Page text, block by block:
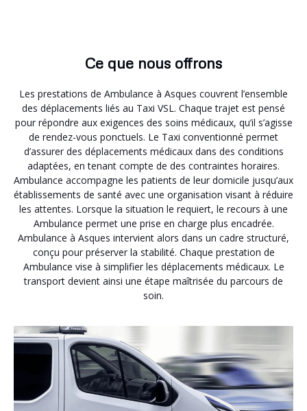
Ce que nous offrons
Les prestations de Ambulance à Asques couvrent l’ensemble
des déplacements liés au Taxi VSL. Chaque trajet est pensé
pour répondre aux exigences des soins médicaux, qu’il s’agisse
de rendez-vous ponctuels. Le Taxi conventionné permet
d’assurer des déplacements médicaux dans des conditions
adaptées, en tenant compte de des contraintes horaires.
Ambulance accompagne les patients de leur domicile jusqu’aux
établissements de santé avec une organisation visant à réduire
les attentes. Lorsque la situation le requiert, le recours à une
Ambulance permet une prise en charge plus encadrée.
Ambulance à Asques intervient alors dans un cadre structuré,
conçu pour préserver la stabilité. Chaque prestation de
Ambulance vise à simplifier les déplacements médicaux. Le
transport devient ainsi une étape maîtrisée du parcours de
soin.